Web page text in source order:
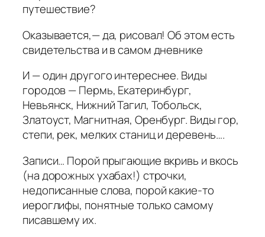
путешествие?
Оказывается,— да, рисовал! Об этом есть
свидетельства и в самом дневнике
И — один другого интереснее. Виды
городов — Пермь, Екатеринбург,
Невьянск, Нижний Тагил, Тобольск,
Златоуст, Магнитная, Оренбург. Виды гор,
степи, рек, мелких станиц и деревень….
Записи… Порой прыгающие вкривь и вкось
(на дорожных ухабах!) строчки,
недописанные слова, порой какие-то
иероглифы, понятные только самому
писавшему их.